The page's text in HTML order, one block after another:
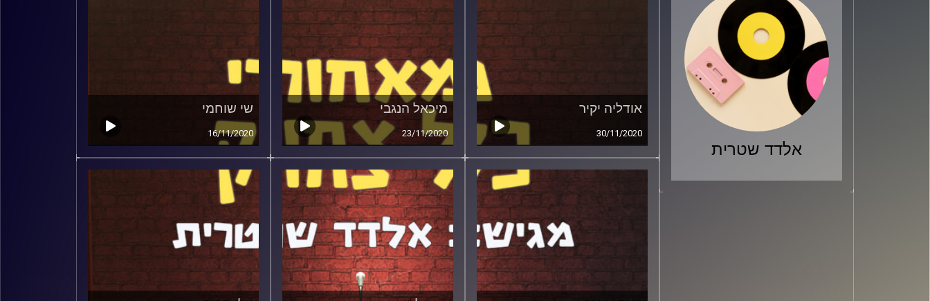
אלדד שטרית
אודליה יקיר
30/11/2020
מיכאל הנגבי
23/11/2020
שי שוחמי
16/11/2020